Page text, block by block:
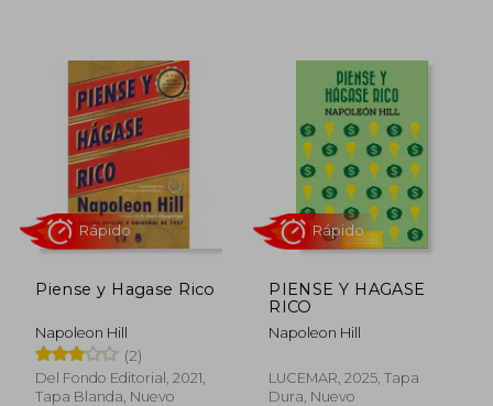
4%
dcto.
$ 26.600
$ 25.403
10%
dcto.
Piense y Hagase Rico
Napoleon Hill
(2)
Del Fondo Editorial, 2021,
Tapa Blanda, Nuevo
PIENSE Y HAGASE
RICO
Napoleon Hill
LUCEMAR, 2025, Tapa
Dura, Nuevo